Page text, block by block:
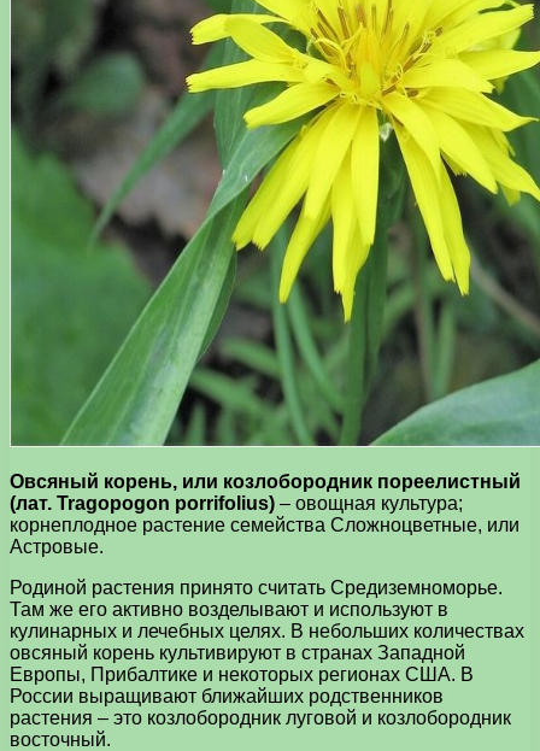
Овсяный корень, или козлобородник пореелистный
(лат. Tragopogon porrifolius) – овощная культура;
корнеплодное растение семейства Сложноцветные, или
Астровые.
Родиной растения принято считать Средиземноморье.
Там же его активно возделывают и используют в
кулинарных и лечебных целях. В небольших количествах
овсяный корень культивируют в странах Западной
Европы, Прибалтике и некоторых регионах США. В
России выращивают ближайших родственников
растения – это козлобородник луговой и козлобородник
восточный.